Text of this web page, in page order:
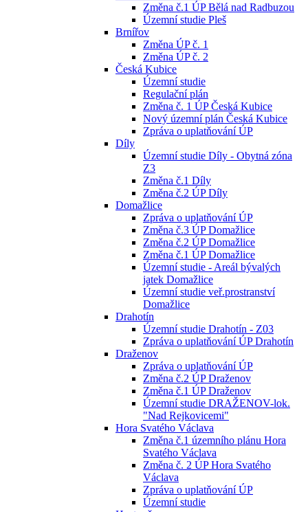
Změna č.1 ÚP Bělá nad Radbuzou
Územní studie Pleš
Brnířov
Změna ÚP č. 1
Změna ÚP č. 2
Česká Kubice
Územní studie
Regulační plán
Změna č. 1 ÚP Česká Kubice
Nový územní plán Česká Kubice
Zpráva o uplatňování ÚP
Díly
Územní studie Díly - Obytná zóna
Z3
Změna č.1 Díly
Změna č.2 ÚP Díly
Domažlice
Zpráva o uplatňování ÚP
Změna č.3 ÚP Domažlice
Změna č.2 ÚP Domažlice
Změna č.1 ÚP Domažlice
Územní studie - Areál bývalých
jatek Domažlice
Územní studie veř.prostranství
Domažlice
Drahotín
Územní studie Drahotín - Z03
Zpráva o uplatňování ÚP Drahotín
Draženov
Zpráva o uplatňování ÚP
Změna č.2 ÚP Draženov
Změna č.1 ÚP Draženov
Územní studie DRAŽENOV-lok.
"Nad Rejkovicemi"
Hora Svatého Václava
Změna č.1 územního plánu Hora
Svatého Václava
Změna č. 2 ÚP Hora Svatého
Václava
Zpráva o uplatňování ÚP
Územní studie